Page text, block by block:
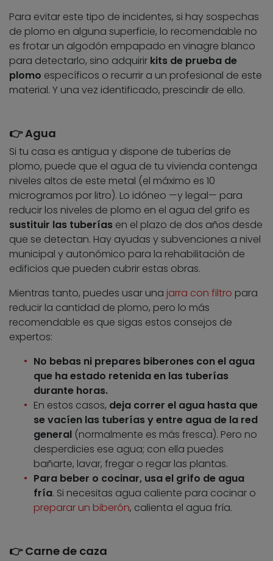
Para evitar este tipo de incidentes, si hay sospechas
de plomo en alguna superficie, lo recomendable no
es frotar un algodón empapado en vinagre blanco
para detectarlo, sino adquirir kits de prueba de
plomo específicos o recurrir a un profesional de este
material. Y una vez identificado, prescindir de ello.
👉 Agua
Si tu casa es antigua y dispone de tuberías de
plomo, puede que el agua de tu vivienda contenga
niveles altos de este metal (el máximo es 10
microgramos por litro). Lo idóneo —y legal— para
reducir los niveles de plomo en el agua del grifo es
sustituir las tuberías en el plazo de dos años desde
que se detectan. Hay ayudas y subvenciones a nivel
municipal y autonómico para la rehabilitación de
edificios que pueden cubrir estas obras.
Mientras tanto, puedes usar una jarra con filtro para
reducir la cantidad de plomo, pero lo más
recomendable es que sigas estos consejos de
expertos:
No bebas ni prepares biberones con el agua
que ha estado retenida en las tuberías
durante horas.
En estos casos, deja correr el agua hasta que
se vacíen las tuberías y entre agua de la red
general (normalmente es más fresca). Pero no
desperdicies ese agua; con ella puedes
bañarte, lavar, fregar o regar las plantas.
Para beber o cocinar, usa el grifo de agua
fría. Si necesitas agua caliente para cocinar o
preparar un biberón, calienta el agua fría.
👉 Carne de caza